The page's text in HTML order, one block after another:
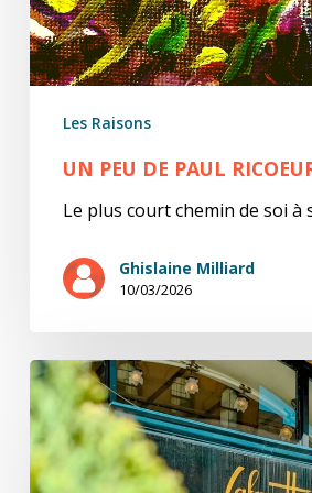
Les Raisons
UN PEU DE PAUL
Le plus court chemin de soi à
Ghislaine Milliard
10/03/2026
Unnecessary
Knowledge
:
Lafayette,
ou